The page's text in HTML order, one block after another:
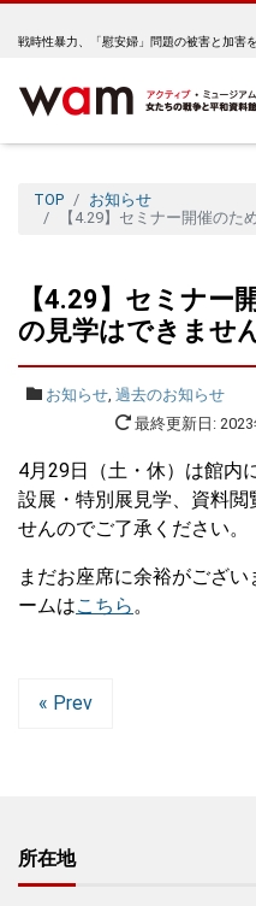
戦時性暴力、「慰安婦」問題の被害と加害
TOP
お知らせ
【4.29】セミナー開催の
【4.29】セミナー
の見学はできませ
お知らせ, 過去のお知らせ
最終更新日:
4月29日（土・休）は館内
設展・特別展見学、資料閲
せんのでご了承ください。
まだお座席に余裕がござ
ームはこちら 。
« Prev
所在地